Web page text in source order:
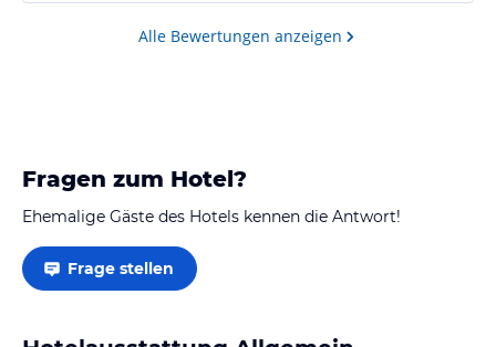
Alle Bewertungen anzeigen
Fragen zum Hotel?
Ehemalige Gäste des Hotels kennen die Antwort!
Frage stellen